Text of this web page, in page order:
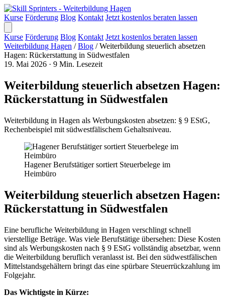
Kurse Förderung Blog Kontakt Jetzt kostenlos beraten lassen
Kurse Förderung Blog Kontakt Jetzt kostenlos beraten lassen
Weiterbildung Hagen / Blog / Weiterbildung steuerlich absetzen
Hagen: Rückerstattung in Südwestfalen
19. Mai 2026 · 9 Min. Lesezeit
Weiterbildung steuerlich absetzen Hagen:
Rückerstattung in Südwestfalen
Weiterbildung in Hagen als Werbungskosten absetzen: § 9 EStG,
Rechenbeispiel mit südwestfälischem Gehaltsniveau.
Hagener Berufstätiger sortiert Steuerbelege im
Heimbüro
Weiterbildung steuerlich absetzen Hagen:
Rückerstattung in Südwestfalen
Eine berufliche Weiterbildung in Hagen verschlingt schnell
vierstellige Beträge. Was viele Berufstätige übersehen: Diese Kosten
sind als Werbungskosten nach § 9 EStG vollständig absetzbar, wenn
die Weiterbildung beruflich veranlasst ist. Bei den südwestfälischen
Mittelstandsgehältern bringt das eine spürbare Steuerrückzahlung im
Folgejahr.
Das Wichtigste in Kürze: